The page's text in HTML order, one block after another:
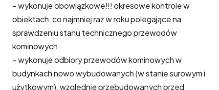
– wykonuje obowiązkowe!!! okresowe kontrole w
obiektach, co najmniej raz w roku polegające na
sprawdzeniu stanu technicznego przewodów
kominowych
– wykonuje odbiory przewodów kominowych w
budynkach nowo wybudowanych (w stanie surowym i
użytkowym), względnie przebudowanych przed